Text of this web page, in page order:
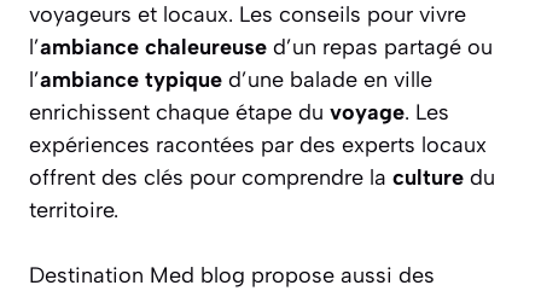
voyageurs et locaux. Les conseils pour vivre
l’ambiance chaleureuse d’un repas partagé ou
l’ambiance typique d’une balade en ville
enrichissent chaque étape du voyage. Les
expériences racontées par des experts locaux
offrent des clés pour comprendre la culture du
territoire.
Destination Med blog propose aussi des